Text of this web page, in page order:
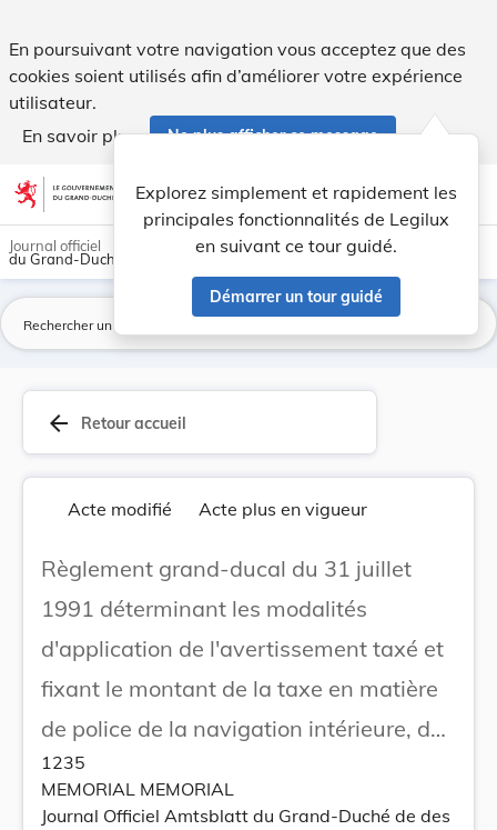
En poursuivant votre navigation vous acceptez que des
cookies soient utilisés afin d’améliorer votre expérience
utilisateur.
En savoir plus
Ne plus afficher ce message
Aller au contenu account_circle help Aide
Explorez simplement et rapidement les
principales fonctionnalités de Legilux
en suivant ce tour guidé.
Démarrer un tour guidé
light_mode dark_mode
Journal officiel
du Grand-Duché de Luxembourg
arrow_back Retour accueil
Acte modifié Acte plus en vigueur
Règlement grand-ducal du 31 juillet
1991 déterminant les modalités
d'application de l'avertissement taxé et
fixant le montant de la taxe en matière
de police de la navigation intérieure, des
sports nautiques et de la natation.
1235
MEMORIAL MEMORIAL
Journal Officiel Amtsblatt du Grand-Duché de des